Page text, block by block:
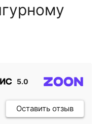
5.0
Оставить отзыв